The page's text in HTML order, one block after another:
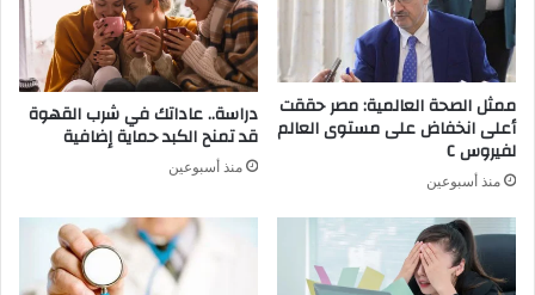
ممثل الصحة العالمية: مصر حققت
أعلى انخفاض على مستوى العالم
لفيروس C
منذ أسبوعين
دراسة.. عاداتك في شرب القهوة
قد تمنح الكبد حماية إضافية
منذ أسبوعين